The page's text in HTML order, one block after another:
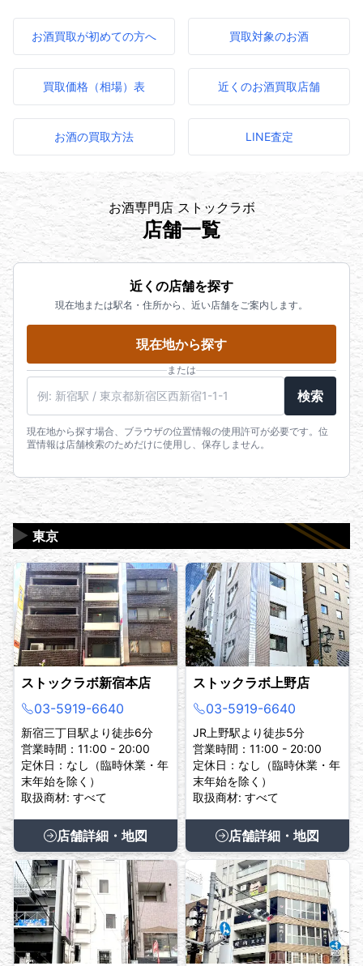
お酒買取が初めての方へ 買取対象のお酒
買取価格（相場）表 近くのお酒買取店舗
お酒の買取方法 LINE査定
お酒専門店 ストックラボ
店舗一覧
近くの店舗を探す
現在地または駅名・住所から、近い店舗をご案内します。
現在地から探す
または
検索
現在地から探す場合、ブラウザの位置情報の使用許可が必要です。位
置情報は店舗検索のためだけに使用し、保存しません。
東京
▶
ストックラボ新宿本店
03-5919-6640
新宿三丁目駅より徒歩6分
営業時間：11:00 - 20:00
定休日：なし（臨時休業・年
末年始を除く）
取扱商材: すべて
店舗詳細・地図
ストックラボ上野店
03-5919-6640
JR上野駅より徒歩5分
営業時間：11:00 - 20:00
定休日：なし（臨時休業・年
末年始を除く）
取扱商材: すべて
店舗詳細・地図